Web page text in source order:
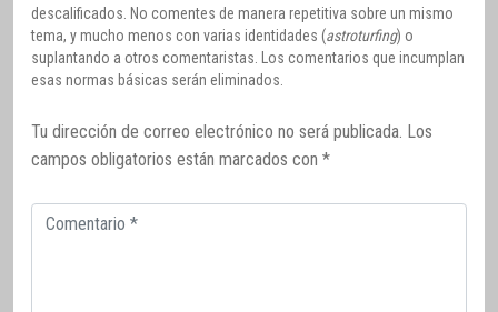
descalificados. No comentes de manera repetitiva sobre un mismo
tema, y mucho menos con varias identidades (astroturfing) o
suplantando a otros comentaristas. Los comentarios que incumplan
esas normas básicas serán eliminados.
Tu dirección de correo electrónico no será publicada. Los
campos obligatorios están marcados con *
Comentario